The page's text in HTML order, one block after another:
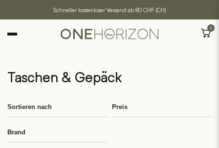
Schneller kostenloser Versand ab 80 CHF (CH)
0
Taschen & Gepäck
Sortieren nach Preis
Brand